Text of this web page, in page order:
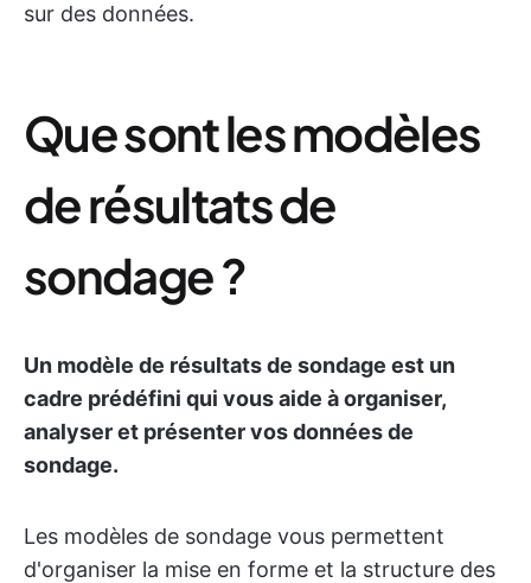
sur des données.
Que sont les modèles
de résultats de
sondage ?
Un modèle de résultats de sondage est un
cadre prédéfini qui vous aide à organiser,
analyser et présenter vos données de
sondage.
Les modèles de sondage vous permettent
d'organiser la mise en forme et la structure des